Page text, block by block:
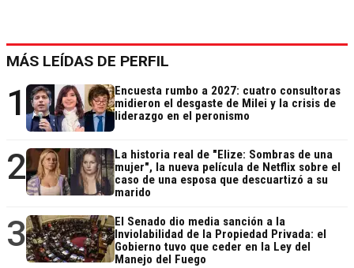
MÁS LEÍDAS DE PERFIL
1
Encuesta rumbo a 2027: cuatro consultoras
midieron el desgaste de Milei y la crisis de
liderazgo en el peronismo
2
La historia real de "Elize: Sombras de una
mujer", la nueva película de Netflix sobre el
caso de una esposa que descuartizó a su
marido
3
El Senado dio media sanción a la
Inviolabilidad de la Propiedad Privada: el
Gobierno tuvo que ceder en la Ley del
Manejo del Fuego